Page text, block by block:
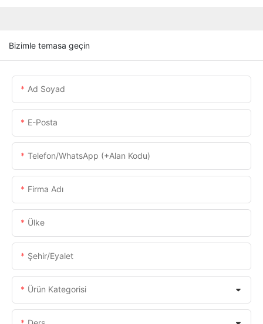
Bizimle temasa geçin
Ad Soyad
E-Posta
Telefon/WhatsApp (+alan Kodu)
Firma Adı
Ülke
Şehir/eyalet
Ürün Kategorisi